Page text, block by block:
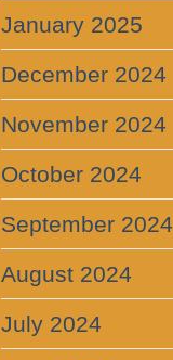
January 2025
December 2024
November 2024
October 2024
September 2024
August 2024
July 2024